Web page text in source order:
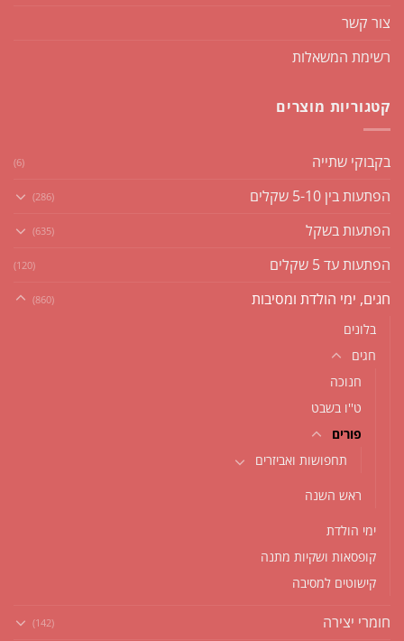
צור קשר
רשימת המשאלות
קטגוריות מוצרים
בקבוקי שתייה (6)
הפתעות בין 5-10 שקלים (286)
הפתעות בשקל (635)
הפתעות עד 5 שקלים (120)
חגים, ימי הולדת ומסיבות (860)
בלונים
חגים
חנוכה
ט''ו בשבט
פורים
תחפושות ואביזרים
ראש השנה
ימי הולדת
קופסאות ושקיות מתנה
קישוטים למסיבה
חומרי יצירה (142)